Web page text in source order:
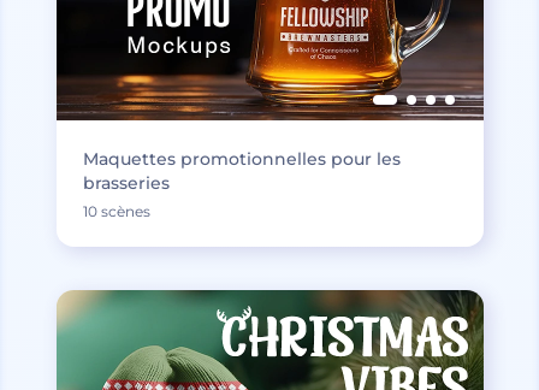
Maquettes promotionnelles pour les
brasseries
10 scènes